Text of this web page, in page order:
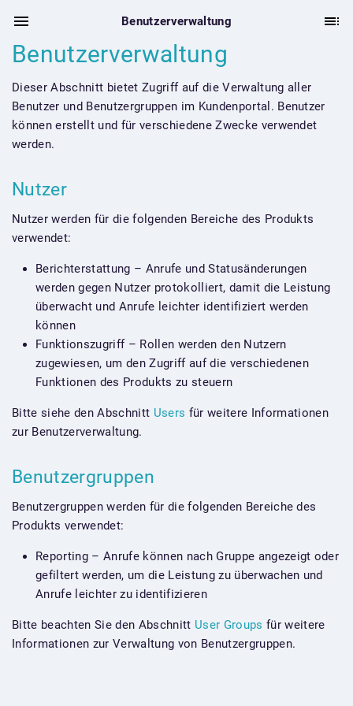
Benutzerverwaltung
Benutzerverwaltung
Dieser Abschnitt bietet Zugriff auf die Verwaltung aller
Benutzer und Benutzergruppen im Kundenportal. Benutzer
können erstellt und für verschiedene Zwecke verwendet
werden.
Nutzer
Nutzer werden für die folgenden Bereiche des Produkts
verwendet:
Berichterstattung – Anrufe und Statusänderungen
werden gegen Nutzer protokolliert, damit die Leistung
überwacht und Anrufe leichter identifiziert werden
können
Funktionszugriff – Rollen werden den Nutzern
zugewiesen, um den Zugriff auf die verschiedenen
Funktionen des Produkts zu steuern
Bitte siehe den Abschnitt Users für weitere Informationen
zur Benutzerverwaltung.
Benutzergruppen
Benutzergruppen werden für die folgenden Bereiche des
Produkts verwendet:
Reporting – Anrufe können nach Gruppe angezeigt oder
gefiltert werden, um die Leistung zu überwachen und
Anrufe leichter zu identifizieren
Bitte beachten Sie den Abschnitt User Groups für weitere
Informationen zur Verwaltung von Benutzergruppen.